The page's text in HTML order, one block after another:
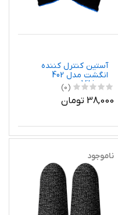
آستین کنترل کننده
انگشت مدل 402
Vikings
(0)
38,000 تومان
ناموجود